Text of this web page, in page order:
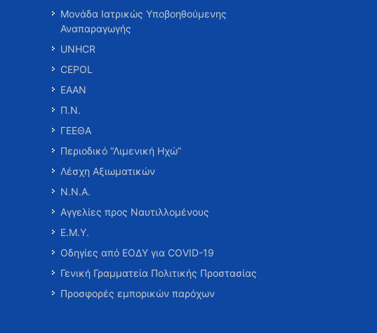
Μονάδα Ιατρικώς Υποβοηθούμενης
Αναπαραγωγής
UNHCR
CEPOL
ΕΑΑΝ
Π.Ν.
ΓΕΕΘΑ
Περιοδικό “Λιμενική Ηχώ”
Λέσχη Αξιωματικών
Ν.Ν.Α.
Αγγελίες προς Ναυτιλλομένους
Ε.Μ.Υ.
Οδηγίες από ΕΟΔΥ για COVID-19
Γενική Γραμματεία Πολιτικής Προστασίας
Προσφορές εμπορικών παρόχων